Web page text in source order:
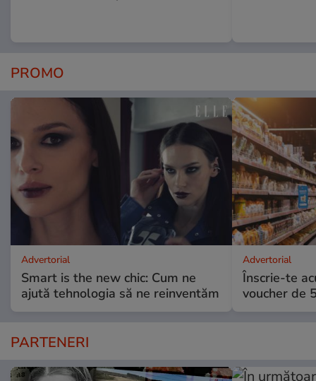
PROMO
Advertorial
Smart is the new chic: Cum ne
ajută tehnologia să ne reinventăm
Advertorial
Înscrie-te
voucher de
PARTENERI